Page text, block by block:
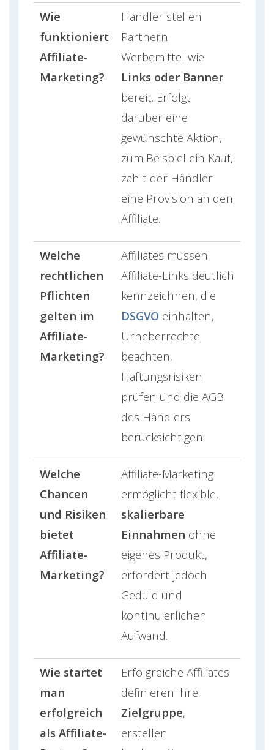
Wie
funktioniert
Affiliate-
Marketing?
Händler stellen
Partnern
Werbemittel wie
Links oder Banner
bereit. Erfolgt
darüber eine
gewünschte Aktion,
zum Beispiel ein Kauf,
zahlt der Händler
eine Provision an den
Affiliate.
Welche
rechtlichen
Pflichten
gelten im
Affiliate-
Marketing?
Affiliates müssen
Affiliate-Links deutlich
kennzeichnen, die
DSGVO einhalten,
Urheberrechte
beachten,
Haftungsrisiken
prüfen und die AGB
des Händlers
berücksichtigen.
Welche
Chancen
und Risiken
bietet
Affiliate-
Marketing?
Affiliate-Marketing
ermöglicht flexible,
skalierbare
Einnahmen ohne
eigenes Produkt,
erfordert jedoch
Geduld und
kontinuierlichen
Aufwand.
Wie startet
man
erfolgreich
als Affiliate-
Erfolgreiche Affiliates
definieren ihre
Zielgruppe,
erstellen